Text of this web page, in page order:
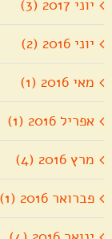
יוני 2017 (3)
יוני 2016 (2)
מאי 2016 (1)
אפריל 2016 (1)
מרץ 2016 (4)
פברואר 2016 (1)